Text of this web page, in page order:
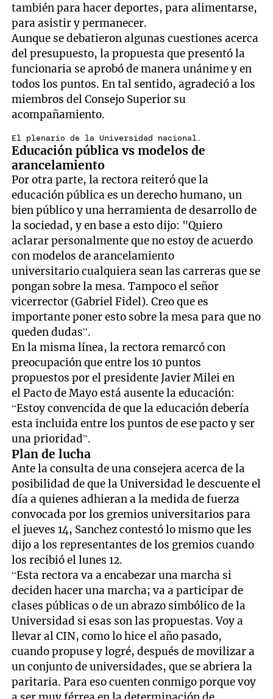
también para hacer deportes, para alimentarse,
para asistir y permanecer.
Aunque se debatieron algunas cuestiones acerca
del presupuesto, la propuesta que presentó la
funcionaria se aprobó de manera unánime y en
todos los puntos. En tal sentido, agradeció a los
miembros del Consejo Superior su
acompañamiento.
El plenario de la Universidad nacional.
Educación pública vs modelos de
arancelamiento
Por otra parte, la rectora reiteró que la
educación pública es un derecho humano, un
bien público y una herramienta de desarrollo de
la sociedad, y en base a esto dijo: "Quiero
aclarar personalmente que no estoy de acuerdo
con modelos de arancelamiento
universitario cualquiera sean las carreras que se
pongan sobre la mesa. Tampoco el señor
vicerrector (Gabriel Fidel). Creo que es
importante poner esto sobre la mesa para que no
queden dudas”.
En la misma línea, la rectora remarcó con
preocupación que entre los 10 puntos
propuestos por el presidente Javier Milei en
el Pacto de Mayo está ausente la educación:
“Estoy convencida de que la educación debería
esta incluida entre los puntos de ese pacto y ser
una prioridad”.
Plan de lucha
Ante la consulta de una consejera acerca de la
posibilidad de que la Universidad le descuente el
día a quienes adhieran a la medida de fuerza
convocada por los gremios universitarios para
el jueves 14, Sanchez contestó lo mismo que les
dijo a los representantes de los gremios cuando
los recibió el lunes 12.
“Esta rectora va a encabezar una marcha si
deciden hacer una marcha; va a participar de
clases públicas o de un abrazo simbólico de la
Universidad si esas son las propuestas. Voy a
llevar al CIN, como lo hice el año pasado,
cuando propuse y logré, después de movilizar a
un conjunto de universidades, que se abriera la
paritaria. Para eso cuenten conmigo porque voy